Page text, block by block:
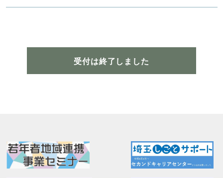
受付は終了しました